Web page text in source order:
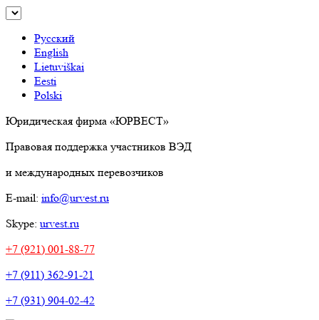
Русский
English
Lietuviškai
Eesti
Polski
Юридическая фирма «ЮРВЕСТ»
Правовая поддержка участников ВЭД
и международных перевозчиков
E-mail: info@urvest.ru
Skype: urvest.ru
+7 (921) 001-88-77
+7 (911) 362-91-21
+7 (931) 904-02-42